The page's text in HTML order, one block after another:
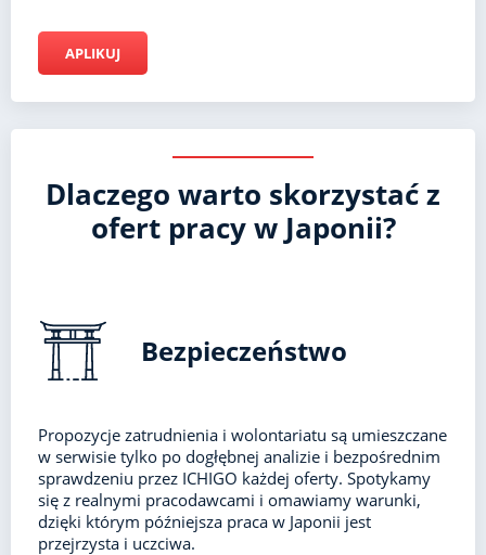
APLIKUJ
Dlaczego warto skorzystać z
ofert pracy w Japonii?
Bezpieczeństwo
Propozycje zatrudnienia i wolontariatu są umieszczane
w serwisie tylko po dogłębnej analizie i bezpośrednim
sprawdzeniu przez ICHIGO każdej oferty. Spotykamy
się z realnymi pracodawcami i omawiamy warunki,
dzięki którym późniejsza praca w Japonii jest
przejrzysta i uczciwa.